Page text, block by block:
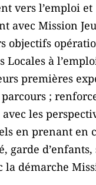
vers l’emploi et
avec Mission
objectifs
Locales à
premières
;
les
en prenant en
garde
la démarche